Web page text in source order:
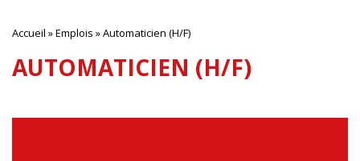
Accueil »Emplois »Automaticien (H/F)
AUTOMATICIEN (H/F)